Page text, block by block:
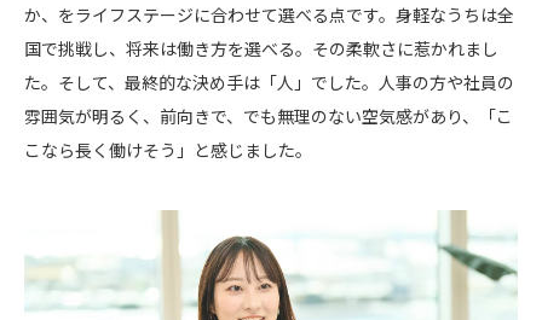
か、をライフステージに合わせて選べる点です。身軽なうちは全
国で挑戦し、将来は働き方を選べる。その柔軟さに惹かれまし
た。そして、最終的な決め手は「人」でした。人事の方や社員の
雰囲気が明るく、前向きで、でも無理のない空気感があり、「こ
こなら長く働けそう」と感じました。